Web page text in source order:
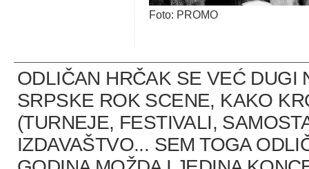
Foto: PROMO
ODLIČAN HRČAK SE VEĆ DUGI
SRPSKE ROK SCENE, KAKO
(TURNEJE, FESTIVALI,
IZDAVAŠTVO... SEM TOGA